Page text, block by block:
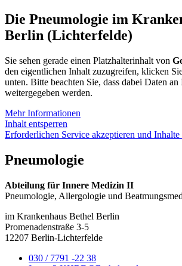
Die Pneumologie im
Berlin (Lichterfelde)
Sie sehen gerade einen Platzhalterinhalt von
den eigentlichen Inhalt zuzugreifen, klicken
unten. Bitte beachten Sie, dass dabei Daten
weitergegeben werden.
Mehr Informationen
Inhalt entsperren
Erforderlichen Service akzeptieren und Inhalte
Pneumologie
Abteilung für Innere Medizin II
Pneumologie, Allergologie und
im Krankenhaus Bethel Berlin
Promenadenstraße 3-5
12207 Berlin-Lichterfelde
030 / 7791 -22 38